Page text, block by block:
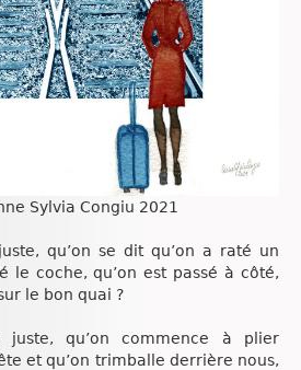
Sylvia Congiu 2021
qu’on se dit qu’on a raté un
le coche, qu’on est passé à côté,
le bon quai ?
juste, qu’on commence à plier
et qu’on trimballe derrière nous,